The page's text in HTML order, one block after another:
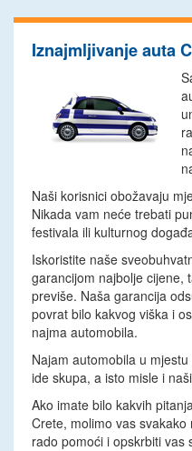
Iznajmljivanje auta
Naši korisnici obožavaju
Nikada vam neće trebati
festivala ili kulturnog
Iskoristite naše
garancijom najbolje cijene,
previše. Naša garancija
povrat bilo kakvog viška i
najma automobila.
Najam automobila u
ide skupa, a isto misle i
Ako imate bilo kakvih
Crete, molimo vas
rado pomoći i opskrbiti vas